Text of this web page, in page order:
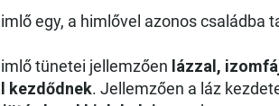
egy, a himlővel azonos családba
tünetei jellemzően lázzal,
kezdődnek. Jellemzően a láz